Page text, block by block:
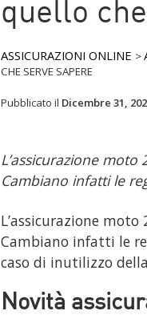
quello
ASSICURAZIONI ONLINE >
CHE SERVE SAPERE
Pubblicato il Dicembre 31,
L’assicurazione
Cambiano infatti le
L’assicurazione
Cambiano infatti le
caso di inutilizzo
Novità